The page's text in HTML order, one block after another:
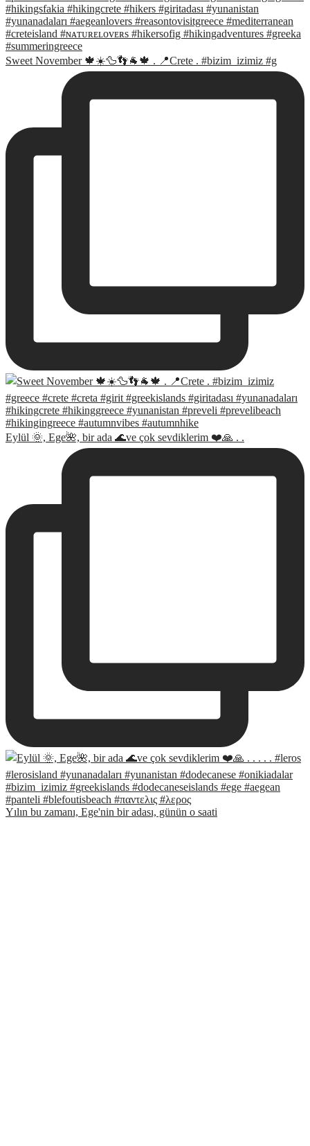
Sweet November 🍁☀️🦆👣🐐🍁 . 📍Crete . #bizim_izimiz #g
Eylül 🌞, Ege🌺, bir ada 🌊ve çok sevdiklerim ❤️🙏 . .
Yılın bu zamanı, Ege'nin bir adası, günün o saati